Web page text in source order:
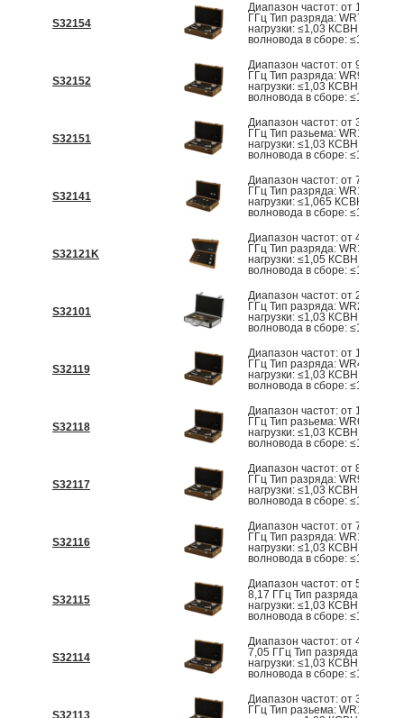
S32154
Диапазон частот: от 10 ГГц
ГГц Тип разряда: WR75 КСВН
нагрузки: ≤1,03 КСВН
волновода в сборе: ≤1,20
S32152
Диапазон частот: от 9 ГГц до
ГГц Тип разряда: WR90 КСВН
нагрузки: ≤1,03 КСВН
волновода в сборе: ≤1,20
S32151
Диапазон частот: от 3,94 ГГц
ГГц Тип разьема: WR187
нагрузки: ≤1,03 КСВН
волновода в сборе: ≤1,15
S32141
Диапазон частот: от 75 ГГц
ГГц Тип разряда: WR10 КСВН
нагрузки: ≤1,065 КСВН
волновода в сборе: ≤1,065
S32121K
Диапазон частот: от 40 ГГц
ГГц Тип разряда: WR19 КСВН
нагрузки: ≤1,05 КСВН
волновода в сборе: ≤1,065
S32101
Диапазон частот: от 26,5 ГГц
ГГц Тип разряда: WR28 КСВН
нагрузки: ≤1,03 КСВН
волновода в сборе: ≤1,20
S32119
Диапазон частот: от 18 ГГц
ГГц Тип разряда: WR42 КСВН
нагрузки: ≤1,03 КСВН
волновода в сборе: ≤1,20
S32118
Диапазон частот: от 12 ГГц
ГГц Тип разьема: WR62 КСВН
нагрузки: ≤1,03 КСВН
волновода в сборе: ≤1,20
S32117
Диапазон частот: от 8 ГГц до
ГГц Тип разряда: WR90 КСВН
нагрузки: ≤1,03 КСВН
волновода в сборе: ≤1,20
S32116
Диапазон частот: от 7 ГГц до
ГГц Тип разряда: WR112
нагрузки: ≤1,03 КСВН
волновода в сборе: ≤1,20
S32115
Диапазон частот: от 5,88 ГГц
8,17 ГГц Тип разряда:
нагрузки: ≤1,03 КСВН
волновода в сборе: ≤1,20
S32114
Диапазон частот: от 4,64 ГГц
7,05 ГГц Тип разряда:
нагрузки: ≤1,03 КСВН
волновода в сборе: ≤1,20
Диапазон частот: от 3,94 ГГц
ГГц Тип разьема: WR187